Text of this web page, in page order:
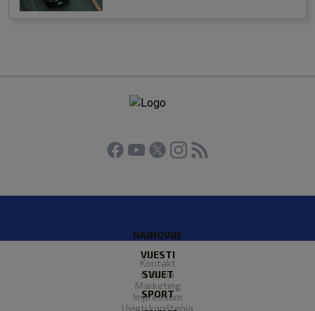
NAJNOVIJE
VIJESTI
SVIJET
SPORT
Kontakt
O Nama
Marketing
Impressum
Uvjeti korištenja